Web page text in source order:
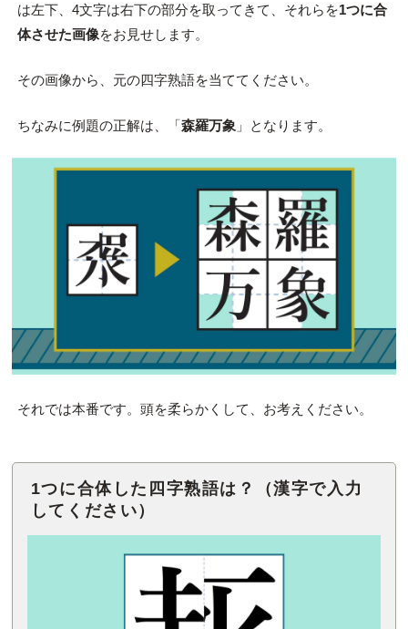
は左下、4文字は右下の部分を取ってきて、それらを1つに合
体させた画像をお見せします。
その画像から、元の四字熟語を当ててください。
ちなみに例題の正解は、「森羅万象 」となります。
それでは本番です。頭を柔らかくして、お考えください。
1つに合体した四字熟語は？（漢字で入力
してください）